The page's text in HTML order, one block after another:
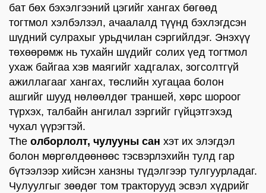
бат бөх бэхэлгээний цэгийг хангах бөгөөд
тогтмол хэлбэлзэл, ачаалалд түүнд бэхлэгдсэн
шүдний сулрахыг урьдчилан сэргийлдэг. Энэхүү
төхөөрөмж нь тухайн шүдийг солих үед тогтмол
ухаж байгаа хэв маягийг хадгалах, зогсолтгүй
ажиллагааг хангах, төслийн хугацаа болон
ашгийг шууд нөлөөлдөг траншей, хөрс шороог
түрхэх, талбайн ангилал зэргийг гүйцэтгэхэд
чухал үүрэгтэй.
The олборлолт, чулууны сан хэт их элэгдэл
болон мөргөлдөөнөөс тэсвэрлэхийн тулд гар
бүтээлээр хийсэн ханзны түдэлгээр тулгуурладаг.
Чулуулгыг зөөдөг том тракторууд эсвэл хүдрийг